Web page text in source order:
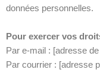
données personnelles.
Pour exercer vos
Par e-mail : [adresse
Par courrier : [adresse